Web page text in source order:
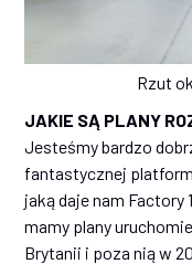
Rzut
JAKIE SĄ PLANY
Jesteśmy bardzo
fantastycznej
jaką daje nam Factory
mamy plany
Brytanii i poza nią w